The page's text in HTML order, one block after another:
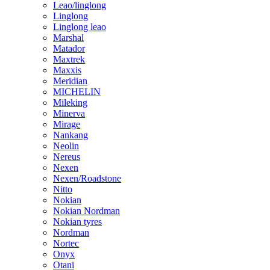
Leao/linglong
Linglong
Linglong leao
Marshal
Matador
Maxtrek
Maxxis
Meridian
MICHELIN
Mileking
Minerva
Mirage
Nankang
Neolin
Nereus
Nexen
Nexen/Roadstone
Nitto
Nokian
Nokian Nordman
Nokian tyres
Nordman
Nortec
Onyx
Otani